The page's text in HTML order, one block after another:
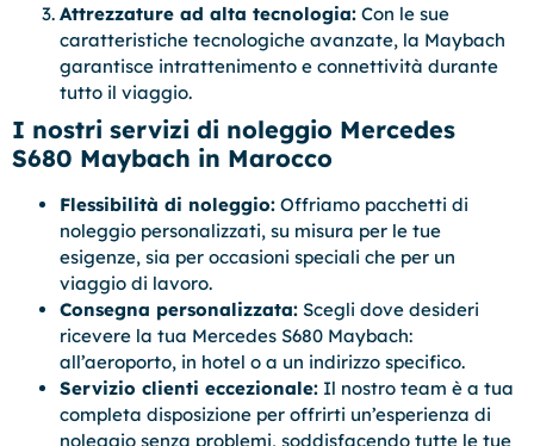
Attrezzature ad alta tecnologia: Con le sue
caratteristiche tecnologiche avanzate, la Maybach
garantisce intrattenimento e connettività durante
tutto il viaggio.
I nostri servizi di noleggio Mercedes
S680 Maybach in Marocco
Flessibilità di noleggio: Offriamo pacchetti di
noleggio personalizzati, su misura per le tue
esigenze, sia per occasioni speciali che per un
viaggio di lavoro.
Consegna personalizzata: Scegli dove desideri
ricevere la tua Mercedes S680 Maybach:
all’aeroporto, in hotel o a un indirizzo specifico.
Servizio clienti eccezionale: Il nostro team è a tua
completa disposizione per offrirti un’esperienza di
noleggio senza problemi, soddisfacendo tutte le tue